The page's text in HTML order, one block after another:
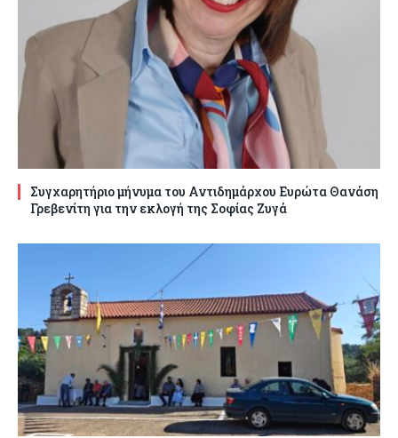
Συγχαρητήριο μήνυμα του Αντιδημάρχου Ευρώτα Θανάση
Γρεβενίτη για την εκλογή της Σοφίας Ζυγά